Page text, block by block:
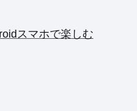
スマホで楽しむ